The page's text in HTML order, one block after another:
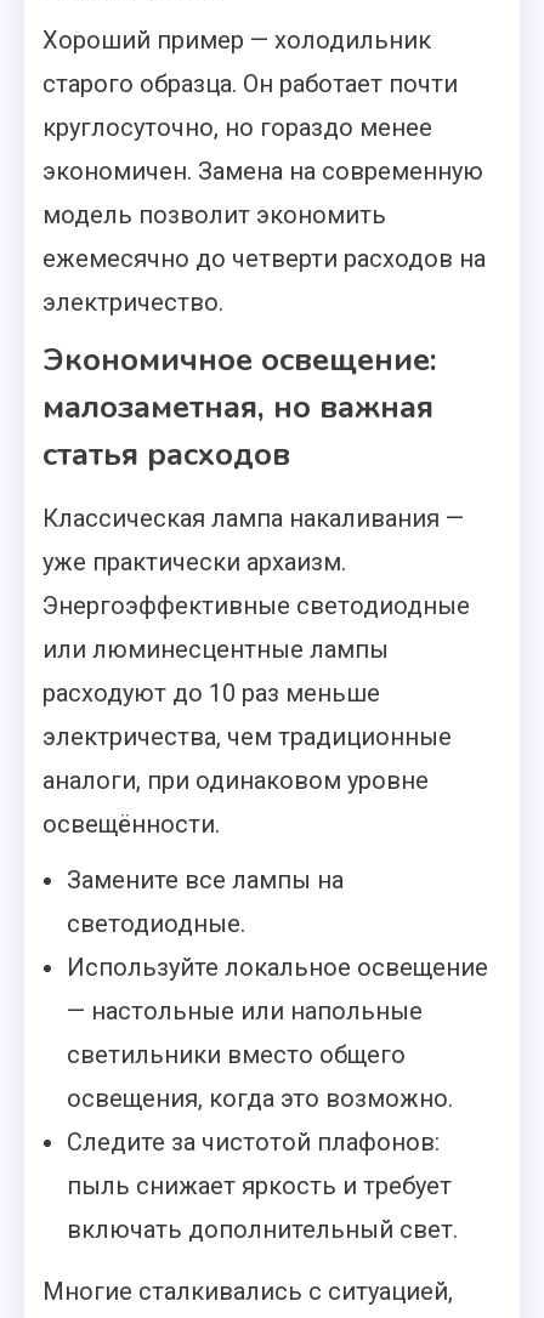
Хороший пример — холодильник
старого образца. Он работает почти
круглосуточно, но гораздо менее
экономичен. Замена на современную
модель позволит экономить
ежемесячно до четверти расходов на
электричество.
Экономичное освещение:
малозаметная, но важная
статья расходов
Классическая лампа накаливания —
уже практически архаизм.
Энергоэффективные светодиодные
или люминесцентные лампы
расходуют до 10 раз меньше
электричества, чем традиционные
аналоги, при одинаковом уровне
освещённости.
Замените все лампы на
светодиодные.
Используйте локальное освещение
— настольные или напольные
светильники вместо общего
освещения, когда это возможно.
Следите за чистотой плафонов:
пыль снижает яркость и требует
включать дополнительный свет.
Многие сталкивались с ситуацией,